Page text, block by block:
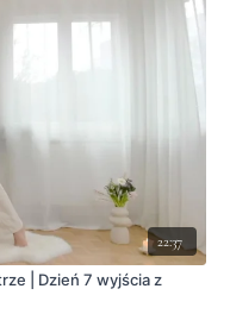
22:37
| Dzień 7 wyjścia z